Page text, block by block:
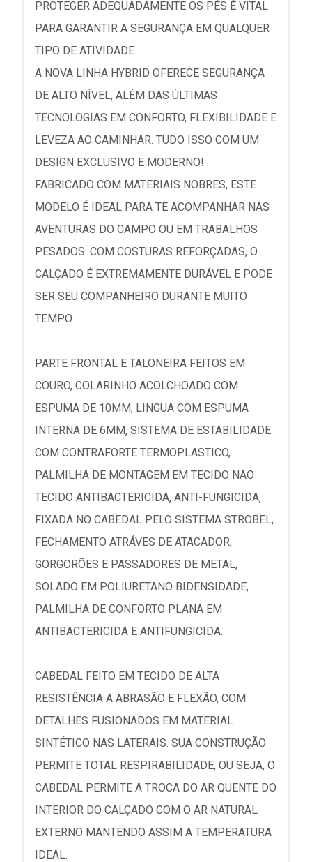
PROTEGER ADEQUADAMENTE OS PÉS É VITAL
PARA GARANTIR A SEGURANÇA EM QUALQUER
TIPO DE ATIVIDADE.
A NOVA LINHA HYBRID OFERECE SEGURANÇA
DE ALTO NÍVEL, ALÉM DAS ÚLTIMAS
TECNOLOGIAS EM CONFORTO, FLEXIBILIDADE E
LEVEZA AO CAMINHAR. TUDO ISSO COM UM
DESIGN EXCLUSIVO E MODERNO!
FABRICADO COM MATERIAIS NOBRES, ESTE
MODELO É IDEAL PARA TE ACOMPANHAR NAS
AVENTURAS DO CAMPO OU EM TRABALHOS
PESADOS. COM COSTURAS REFORÇADAS, O
CALÇADO É EXTREMAMENTE DURÁVEL E PODE
SER SEU COMPANHEIRO DURANTE MUITO
TEMPO.
PARTE FRONTAL E TALONEIRA FEITOS EM
COURO, COLARINHO ACOLCHOADO COM
ESPUMA DE 10MM, LINGUA COM ESPUMA
INTERNA DE 6MM, SISTEMA DE ESTABILIDADE
COM CONTRAFORTE TERMOPLASTICO,
PALMILHA DE MONTAGEM EM TECIDO NAO
TECIDO ANTIBACTERICIDA, ANTI-FUNGICIDA,
FIXADA NO CABEDAL PELO SISTEMA STROBEL,
FECHAMENTO ATRÁVES DE ATACADOR,
GORGORÕES E PASSADORES DE METAL,
SOLADO EM POLIURETANO BIDENSIDADE,
PALMILHA DE CONFORTO PLANA EM
ANTIBACTERICIDA E ANTIFUNGICIDA.
CABEDAL FEITO EM TECIDO DE ALTA
RESISTÊNCIA A ABRASÃO E FLEXÃO, COM
DETALHES FUSIONADOS EM MATERIAL
SINTÉTICO NAS LATERAIS. SUA CONSTRUÇÃO
PERMITE TOTAL RESPIRABILIDADE, OU SEJA, O
CABEDAL PERMITE A TROCA DO AR QUENTE DO
INTERIOR DO CALÇADO COM O AR NATURAL
EXTERNO MANTENDO ASSIM A TEMPERATURA
IDEAL.